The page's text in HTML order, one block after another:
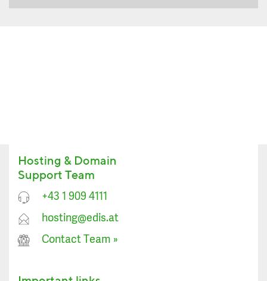
Hosting & Domain
Support Team
+43 1 909 4111
hosting@edis.at
Contact Team »